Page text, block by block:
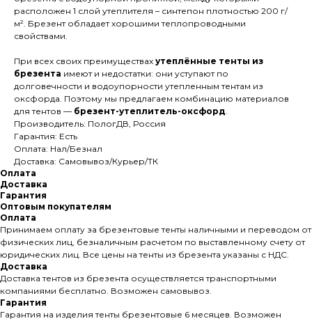
расположен 1 слой утеплителя – синтепон плотностью 200 г/
м². Брезент обладает хорошими теплопроводными
свойствами.
При всех своих преимуществах утеплённые тенты из
брезента имеют и недостатки: они уступают по
долговечности и водоупорности утепленным тентам из
оксфорда. Поэтому мы предлагаем комбинацию материалов
для тентов — брезент-утеплитель-оксфорд.
Производитель: ПологДВ, Россия
Гарантия: Есть
Оплата: Нал/Безнал
Доставка: Самовывоз/Курьер/ТК
Оплата
Доставка
Гарантия
Оптовым покупателям
Оплата
Принимаем оплату за брезентовые тенты наличными и переводом от
физических лиц, безналичным расчетом по выставленному счету от
юридических лиц. Все цены на тенты из брезента указаны с НДС.
Доставка
Доставка тентов из брезента осуществляется транспортными
компаниями бесплатно. Возможен самовывоз.
Гарантия
Гарантия на изделия тенты брезентовые 6 месяцев. Возможен